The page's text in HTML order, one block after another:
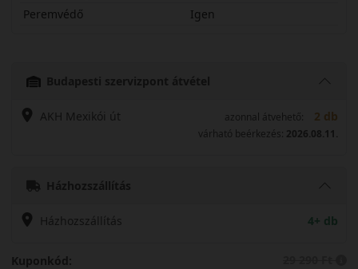
Peremvédő
Igen
Budapesti szervizpont átvétel
AKH Mexikói út azonnal átvehető: 2 db
várható beérkezés: 2026.08.11.
Házhozszállítás
Házhozszállítás 4+ db
Kuponkód: